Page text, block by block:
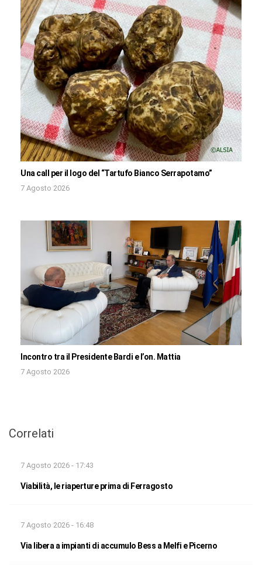
Una call per il logo del “Tartufo Bianco Serrapotamo”
7 Agosto 2026
Incontro tra il Presidente Bardi e l’on. Mattia
7 Agosto 2026
Correlati
7 Agosto 2026 - 17:43
Viabilità, le riaperture prima di Ferragosto
7 Agosto 2026 - 16:48
Via libera a impianti di accumulo Bess a Melfi e Picerno